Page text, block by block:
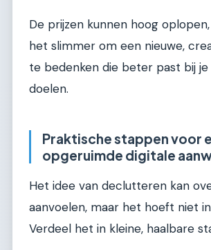
De prijzen kunnen hoog
het slimmer om een nieuwe,
te bedenken die beter past bij je
doelen.
Praktische stappen voor
opgeruimde digitale
Het idee van declutteren kan
aanvoelen, maar het hoeft niet
Verdeel het in kleine, haalbare